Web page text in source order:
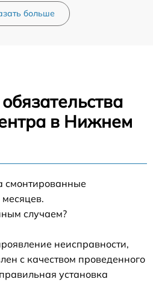
больше
в Нижнем
смонтированные
случаем?
неисправности,
с качеством проведенного
установка